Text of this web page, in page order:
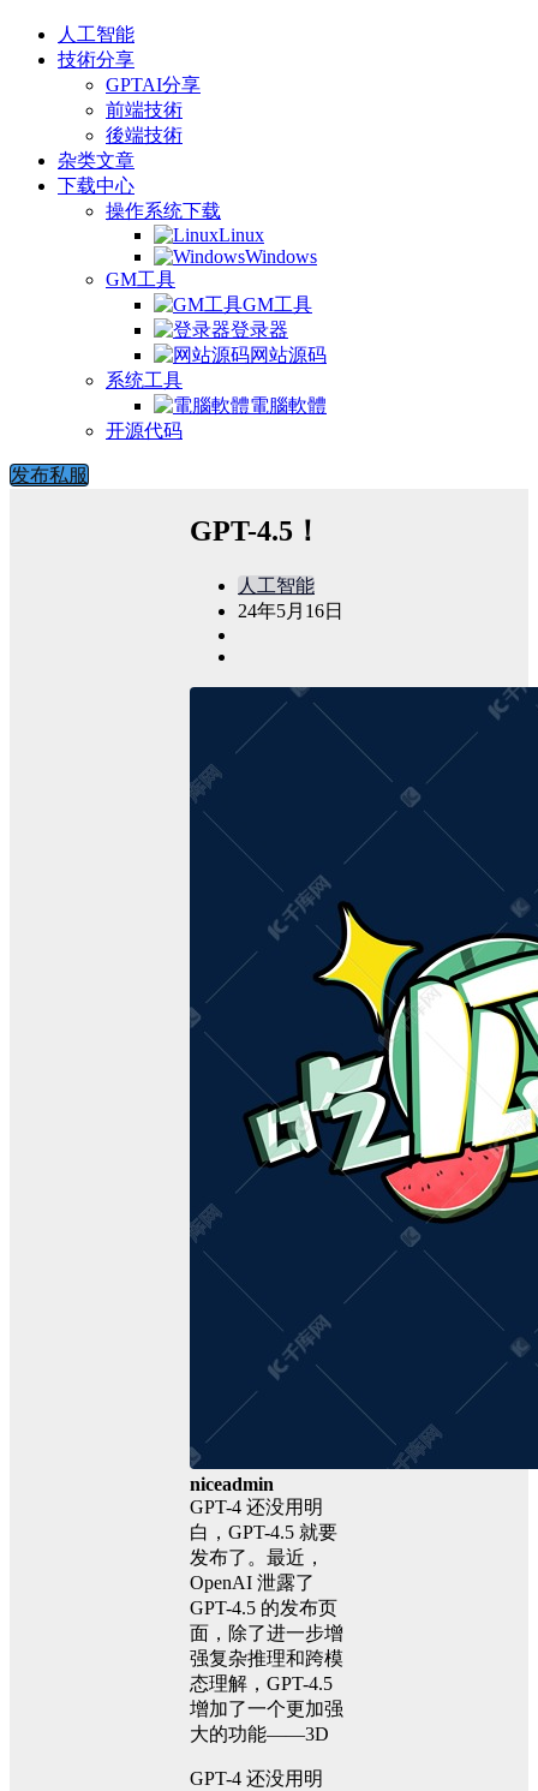
人工智能
技術分享
GPTAI分享
前端技術
後端技術
杂类文章
下载中心
操作系统下载
Linux
Windows
GM工具
GM工具
登录器
网站源码
系统工具
電腦軟體
开源代码
发布私服
GPT-4.5！
人工智能
24年5月16日
niceadmin
GPT-4 还没用明
白，GPT-4.5 就要
发布了。最近，
OpenAI 泄露了
GPT-4.5 的发布页
面，除了进一步增
强复杂推理和跨模
态理解，GPT-4.5
增加了一个更加强
大的功能——3D
GPT-4 还没用明